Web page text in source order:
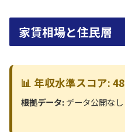
家賃相場と住民層
📊 年収水準スコア: 48
根拠データ:データ公開なし